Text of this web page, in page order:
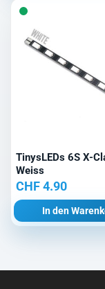
TinysLEDs 6S X-
Weiss
CHF4.90
In den